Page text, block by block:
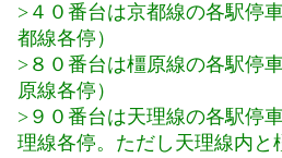
>４０番台は京都線の各駅停
都線各停）
>８０番台は橿原線の各駅停
原線各停）
>９０番台は天理線の各駅停
理線各停。ただし天理線内